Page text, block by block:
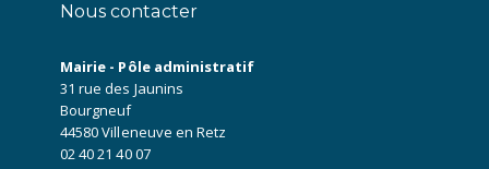
Nous contacter
Mairie - Pôle administratif
31 rue des Jaunins
Bourgneuf
44580 Villeneuve en Retz
02 40 21 40 07